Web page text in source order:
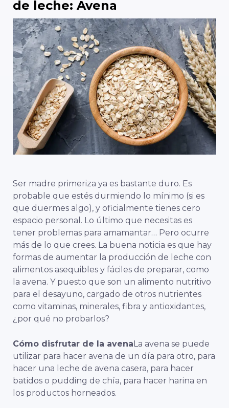
de leche: Avena
Ser madre primeriza ya es bastante duro. Es
probable que estés durmiendo lo mínimo (si es
que duermes algo), y oficialmente tienes cero
espacio personal. Lo último que necesitas es
tener problemas para amamantar… Pero ocurre
más de lo que crees. La buena noticia es que hay
formas de aumentar la producción de leche con
alimentos asequibles y fáciles de preparar, como
la avena. Y puesto que son un alimento nutritivo
para el desayuno, cargado de otros nutrientes
como vitaminas, minerales, fibra y antioxidantes,
¿por qué no probarlos?
Cómo disfrutar de la avenaLa avena se puede
utilizar para hacer avena de un día para otro, para
hacer una leche de avena casera, para hacer
batidos o pudding de chía, para hacer harina en
los productos horneados.